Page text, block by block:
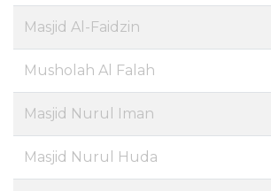
Masjid Al-Faidzin
Musholah Al Falah
Masjid Nurul Iman
Masjid Nurul Huda